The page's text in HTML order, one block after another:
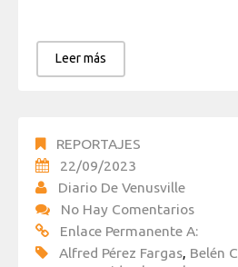
Leer más
REPORTAJES
22/09/2023
Diario De Venusville
No Hay Comentarios
Enlace Permanente A:
Alfred Pérez Fargas, Belén